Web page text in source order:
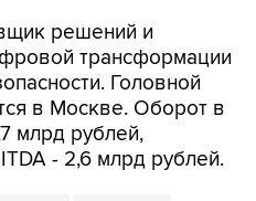
решений и
трансформации
Головной
в Москве. Оборот в
млрд рублей,
- 2,6 млрд рублей.